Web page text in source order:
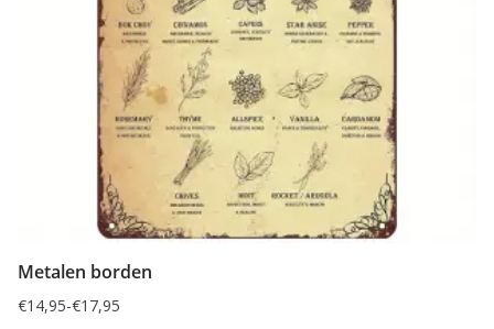
Metalen borden
€14,95-€17,95
Prijsklasse: